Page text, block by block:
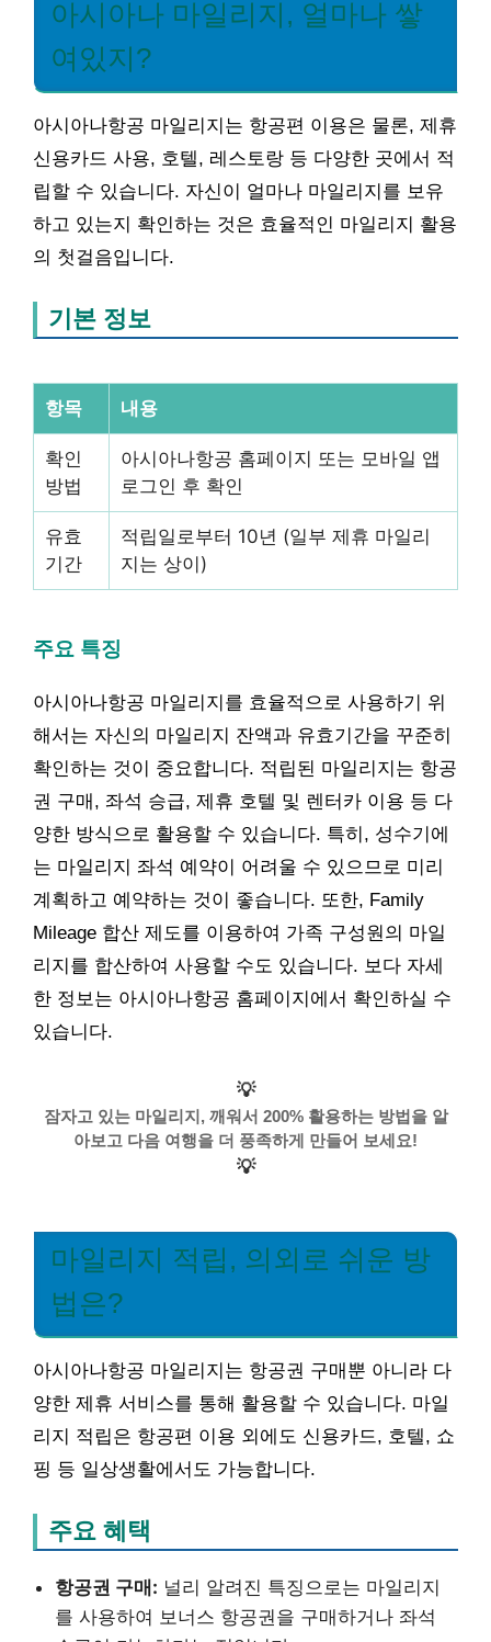
아시아나 마일리지, 얼마나 쌓
여있지?
아시아나항공 마일리지는 항공편 이용은 물론, 제휴
신용카드 사용, 호텔, 레스토랑 등 다양한 곳에서 적
립할 수 있습니다. 자신이 얼마나 마일리지를 보유
하고 있는지 확인하는 것은 효율적인 마일리지 활용
의 첫걸음입니다.
기본 정보
항목 내용
확인
방법
아시아나항공 홈페이지 또는 모바일 앱
로그인 후 확인
유효
기간
적립일로부터 10년 (일부 제휴 마일리
지는 상이)
주요 특징
아시아나항공 마일리지를 효율적으로 사용하기 위
해서는 자신의 마일리지 잔액과 유효기간을 꾸준히
확인하는 것이 중요합니다. 적립된 마일리지는 항공
권 구매, 좌석 승급, 제휴 호텔 및 렌터카 이용 등 다
양한 방식으로 활용할 수 있습니다. 특히, 성수기에
는 마일리지 좌석 예약이 어려울 수 있으므로 미리
계획하고 예약하는 것이 좋습니다. 또한, Family
Mileage 합산 제도를 이용하여 가족 구성원의 마일
리지를 합산하여 사용할 수도 있습니다. 보다 자세
한 정보는 아시아나항공 홈페이지에서 확인하실 수
있습니다.
💡
잠자고 있는 마일리지, 깨워서 200% 활용하는 방법을 알
아보고 다음 여행을 더 풍족하게 만들어 보세요!
💡
마일리지 적립, 의외로 쉬운 방
법은?
아시아나항공 마일리지는 항공권 구매뿐 아니라 다
양한 제휴 서비스를 통해 활용할 수 있습니다. 마일
리지 적립은 항공편 이용 외에도 신용카드, 호텔, 쇼
핑 등 일상생활에서도 가능합니다.
주요 혜택
항공권 구매: 널리 알려진 특징으로는 마일리지
를 사용하여 보너스 항공권을 구매하거나 좌석